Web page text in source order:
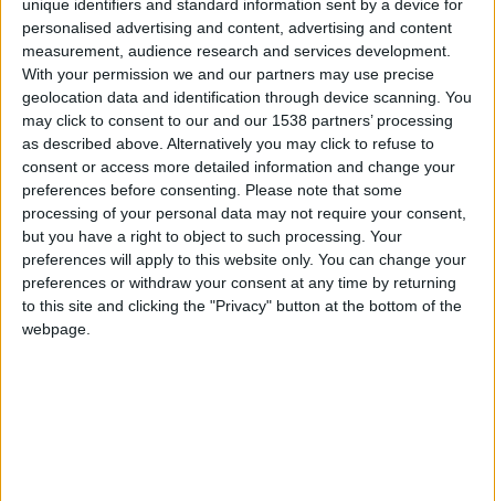
unique identifiers and standard information sent by a device for
personalised advertising and content, advertising and content
measurement, audience research and services development.
With your permission we and our partners may use precise
geolocation data and identification through device scanning. You
may click to consent to our and our 1538 partners’ processing
as described above. Alternatively you may click to refuse to
consent or access more detailed information and change your
preferences before consenting.
Please note that some
processing of your personal data may not require your consent,
but you have a right to object to such processing. Your
preferences will apply to this website only. You can change your
preferences or withdraw your consent at any time by returning
to this site and clicking the "Privacy" button at the bottom of the
webpage.
Après un maillot domicile du centenaire rendant hommage
aux huit titres de champion de France, l’AS Monaco a dévoilé
ce vendredi un maillot inspiré du patrimoine de la Principauté.
Dôté d’un vert profond, celui-ci est tapissé d’un motif mêlant
vues aériennes du stade Louis-II et dessins de la tapisserie
recouvrant la salle du Trône du Palais Princier. Le tout est